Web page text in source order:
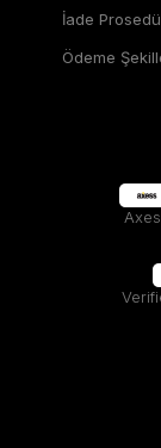
İade
Ödeme